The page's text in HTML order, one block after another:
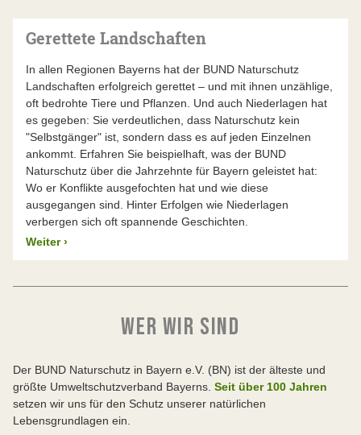
Gerettete Landschaften
In allen Regionen Bayerns hat der BUND Naturschutz
Landschaften erfolgreich gerettet – und mit ihnen unzählige,
oft bedrohte Tiere und Pflanzen. Und auch Niederlagen hat
es gegeben: Sie verdeutlichen, dass Naturschutz kein
"Selbstgänger" ist, sondern dass es auf jeden Einzelnen
ankommt. Erfahren Sie beispielhaft, was der BUND
Naturschutz über die Jahrzehnte für Bayern geleistet hat:
Wo er Konflikte ausgefochten hat und wie diese
ausgegangen sind. Hinter Erfolgen wie Niederlagen
verbergen sich oft spannende Geschichten.
Weiter ›
WER WIR SIND
Der BUND Naturschutz in Bayern e.V. (BN) ist der älteste und
größte Umweltschutzverband Bayerns. Seit über 100 Jahren
setzen wir uns für den Schutz unserer natürlichen
Lebensgrundlagen ein.